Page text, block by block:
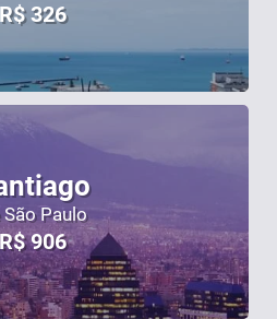
R$326
São Paulo
R$906